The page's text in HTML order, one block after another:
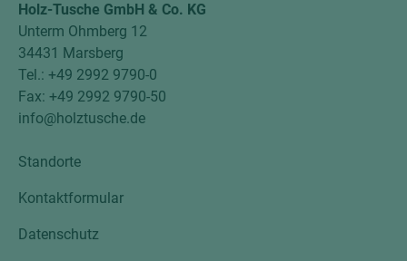
Holz-Tusche GmbH & Co. KG
Unterm Ohmberg 12
34431 Marsberg
Tel.: +49 2992 9790-0
Fax: +49 2992 9790-50
info@holztusche.de
Standorte
Kontaktformular
Datenschutz